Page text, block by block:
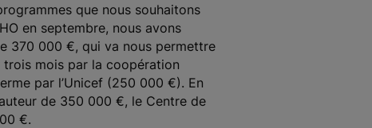
que nous souhaitons
en septembre, nous avons
370 000 €, qui va nous permettre
trois mois par la coopération
par l’Unicef (250 000 €). En
de 350 000 €, le Centre de
€.